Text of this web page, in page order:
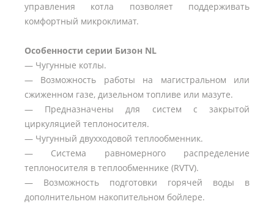
управления котла позволяет поддерживать
комфортный микроклимат.
Особенности серии Бизон NL
— Чугунные котлы.
— Возможность работы на магистральном или
сжиженном газе, дизельном топливе или мазуте.
— Предназначены для систем с закрытой
циркуляцией теплоносителя.
— Чугунный двухходовой теплообменник.
— Система равномерного распределение
теплоносителя в теплообменнике (RVTV).
— Возможность подготовки горячей воды в
дополнительном накопительном бойлере.